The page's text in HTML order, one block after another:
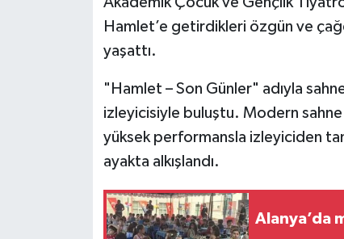
Hamlet’e getirdikleri özgün ve
yaşattı.
"Hamlet – Son Günler" adıyla
izleyicisiyle buluştu. Modern
yüksek performansla izleyiciden
ayakta alkışlandı.
Alanya’da